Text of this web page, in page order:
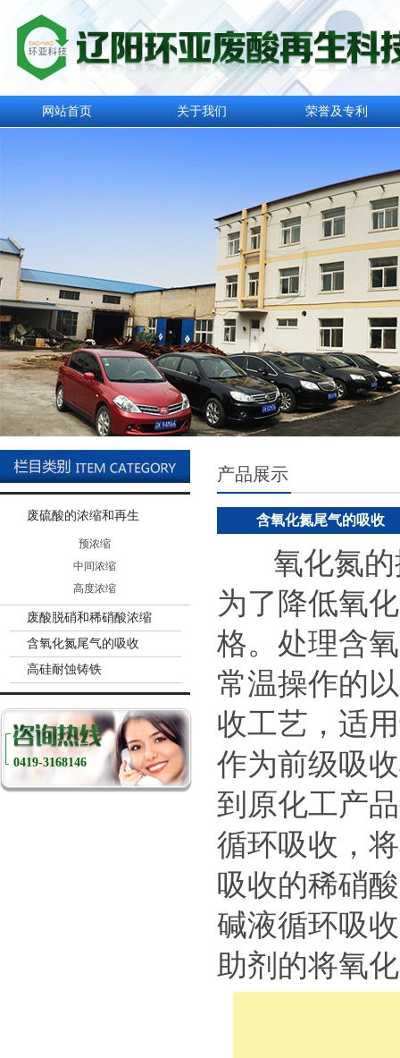
网站首页 关于我们 荣誉及专利
废硫酸的浓缩和再生
预浓缩
中间浓缩
高度浓缩
废酸脱硝和稀硝酸浓缩
含氧化氮尾气的吸收
高硅耐蚀铸铁
0419-3168146
产品展示
含氧化氮尾气的吸收
氧化氮的
为了降低氧
格。处理含
常温操作的
收工艺，适
作为前级吸
到原化工产
循环吸收，
吸收的稀硝
碱液循环吸
助剂的将氧